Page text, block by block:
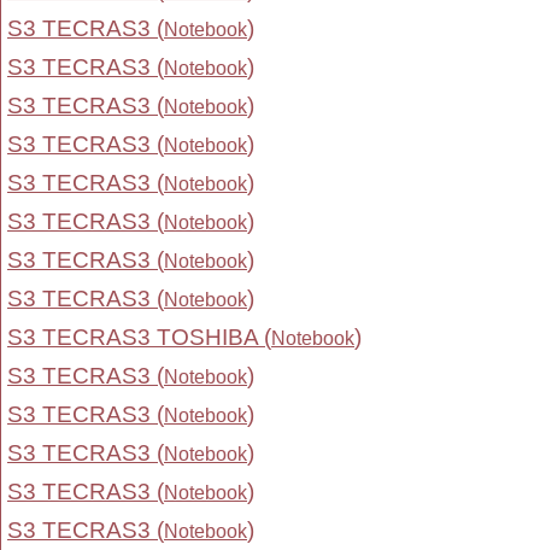
S3 TECRAS3 (Notebook)
S3 TECRAS3 (Notebook)
S3 TECRAS3 (Notebook)
S3 TECRAS3 (Notebook)
S3 TECRAS3 (Notebook)
S3 TECRAS3 (Notebook)
S3 TECRAS3 (Notebook)
S3 TECRAS3 (Notebook)
S3 TECRAS3 TOSHIBA (Notebook)
S3 TECRAS3 (Notebook)
S3 TECRAS3 (Notebook)
S3 TECRAS3 (Notebook)
S3 TECRAS3 (Notebook)
S3 TECRAS3 (Notebook)